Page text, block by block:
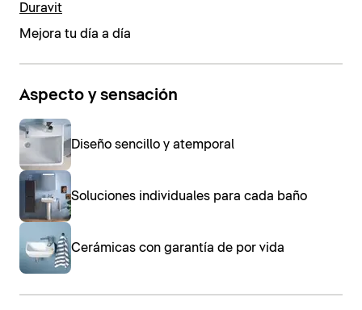
Duravit
Mejora tu día a día
Aspecto y sensación
Diseño sencillo y atemporal
Soluciones individuales para cada baño
Cerámicas con garantía de por vida